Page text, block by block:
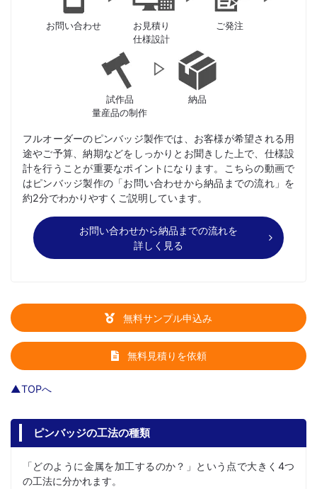
お問い合わせ
お見積り
仕様設計
ご発注
試作品
量産品の制作
納品
フルオーダーのピンバッジ製作では、お客様が希望される用
途やご予算、納期などをしっかりとお聞きした上で、仕様設
計を行うことが重要なポイントになります。こちらの動画で
はピンバッジ製作の「お問い合わせから納品までの流れ」を
約2分でわかりやすくご説明しています。
お問い合わせから納品までの流れを
詳しく見る
無料サンプル申込み
無料見積りを依頼
▲TOPへ
ピンバッジの工法の種類
「どのように金属を加工するのか？」という点で大きく4つ
の工法に分かれます。